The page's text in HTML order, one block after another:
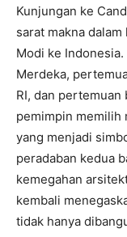
Kunjungan ke
sarat makna
Modi ke
Merdeka,
RI, dan pertemuan
pemimpin memilih
yang menjadi
peradaban kedua
kemegahan
kembali
tidak hanya